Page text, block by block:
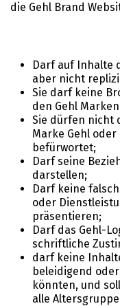
die Gehl Brand
Darf auf Inhalte
aber nicht
Sie darf keine
den Gehl
Sie dürfen nicht
Marke Gehl
befürwortet;
Darf seine
darstellen;
Darf keine
oder
präsentieren;
Darf das Gehl-
schriftliche
darf keine
beleidigend
könnten, und
alle